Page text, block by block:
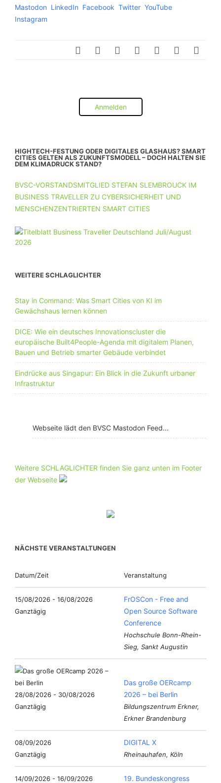
Mastodon LinkedIn Facebook Twitter YouTube
Instagram
Anmelden
HIGHTECH-FESTUNG ODER DIGITALES GLASHAUS? SMART
CITIES GELTEN ALS ZUKUNFTSMODELL – DOCH HALTEN SIE
DEM KLIMADRUCK STAND?
BVSC-VORSTANDSMITGLIED STEFAN SLEMBROUCK IM
BUSINESS TRAVELLER ZU CYBERSICHERHEIT UND
MENSCHENZENTRIERTEN SMART CITIES
WEITERE SCHLAGLICHTER
Stay in Command: Was Smart Cities von KI im
Gewächshaus lernen können
DICE: Wie ein deutsches Innovationscluster die
europäische Built4People-Agenda mit digitalem Planen,
Bauen und Betrieb smarter Gebäude verbindet
Eindrücke aus Singapur: Ein Blick in die Zukunft urbaner
Infrastruktur
Webseite lädt den BVSC Mastodon Feed...
Weitere SCHLAGLICHTER finden Sie ganz unten im Footer
der Webseite
NÄCHSTE VERANSTALTUNGEN
Datum/Zeit Veranstaltung
15/08/2026 - 16/08/2026
Ganztägig
FrOSCon - Free and
Open Source Software
Conference
Hochschule Bonn-Rhein-
Sieg, Sankt Augustin
28/08/2026 - 30/08/2026
Ganztägig
Das große OERcamp
2026 – bei Berlin
Bildungszentrum Erkner,
Erkner Brandenburg
08/09/2026
Ganztägig
DIGITAL X
Rheinauhafen, Köln
14/09/2026 - 16/09/2026
19. Bundeskongress